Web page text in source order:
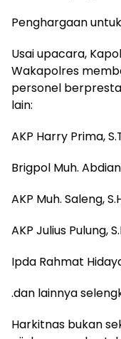
Penghargaan
Usai upacara,
Wakapolres
personel
lain:
AKP Harry Prima,
Brigpol Muh.
AKP Muh. Saleng,
AKP Julius Pulung,
Ipda Rahmat
.dan lainnya
Harkitnas bukan